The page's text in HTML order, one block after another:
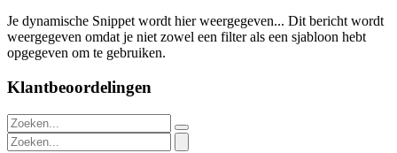
Je dynamische Snippet wordt hier weergegeven... Dit bericht wordt
weergegeven omdat je niet zowel een filter als een sjabloon hebt
opgegeven om te gebruiken.
Klantbeoordelingen